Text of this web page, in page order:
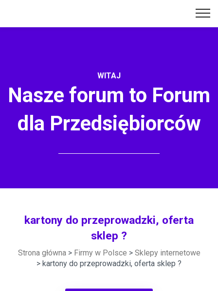
WITAJ
Nasze forum to Forum
dla Przedsiębiorców
kartony do przeprowadzki, oferta
sklep ?
Strona główna> Firmy w Polsce > Sklepy internetowe
> kartony do przeprowadzki, oferta sklep ?